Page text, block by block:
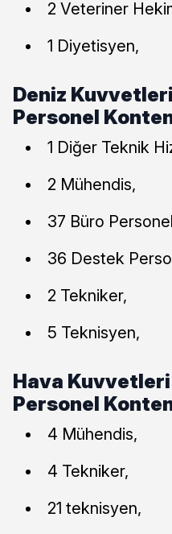
2 Veteriner
1 Diyetisyen,
Deniz
Personel
1 Diğer Teknik
2 Mühendis,
37 Büro
36 Destek
2 Tekniker,
5 Teknisyen,
Hava Kuvvetleri
Personel
4 Mühendis,
4 Tekniker,
21 teknisyen,